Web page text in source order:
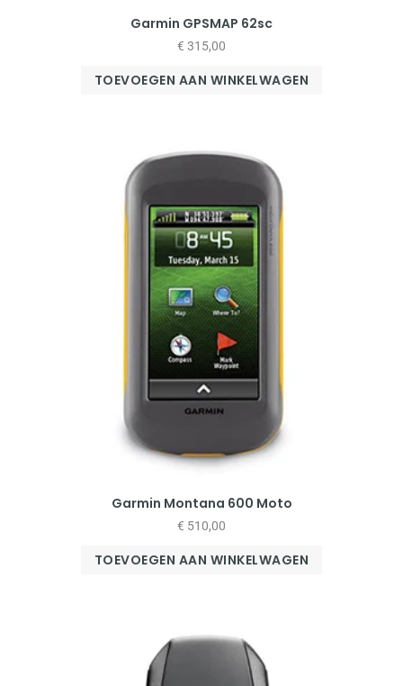
Garmin GPSMAP 62sc
€ 315,00
TOEVOEGEN AAN WINKELWAGEN
Garmin Montana 600 Moto
€ 510,00
TOEVOEGEN AAN WINKELWAGEN